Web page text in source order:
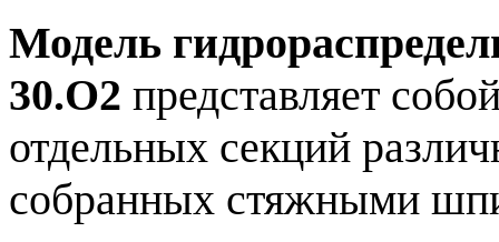
Модель
30.О2 представляет
отдельных секций
собранных стяжными